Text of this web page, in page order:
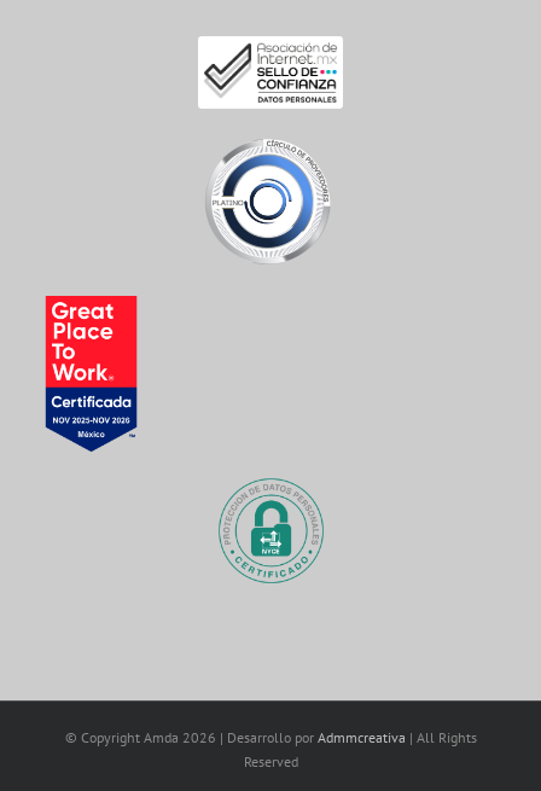
© Copyright Amda 2026 | Desarrollo por Admmcreativa | All Rights
Reserved